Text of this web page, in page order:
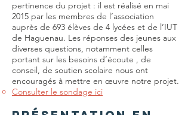
pertinence du projet : il est réalisé en mai
2015 par les membres de l’association
auprès de 693 élèves de 4 lycées et de l’IUT
de Haguenau. Les réponses des jeunes aux
diverses questions, notamment celles
portant sur les besoins d’écoute , de
conseil, de soutien scolaire nous ont
encouragés à mettre en œuvre notre projet.
Consulter le sondage ici